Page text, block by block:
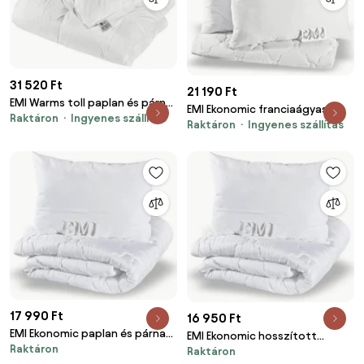
31 520 Ft
EMI Warms toll paplan és párna
készlet 140x200 cm + 50x70 cm
Raktáron Ingyenes szállítás
21 190 Ft
EMI Ekonomic franciaágyas
paplan és párna készlet
Raktáron Ingyenes szállítás
17 990 Ft
EMI Ekonomic paplan és párna
szett 140x200 cm + 70x90 cm
Raktáron
16 950 Ft
EMI Ekonomic hosszított
paplan és párna készlet
Raktáron